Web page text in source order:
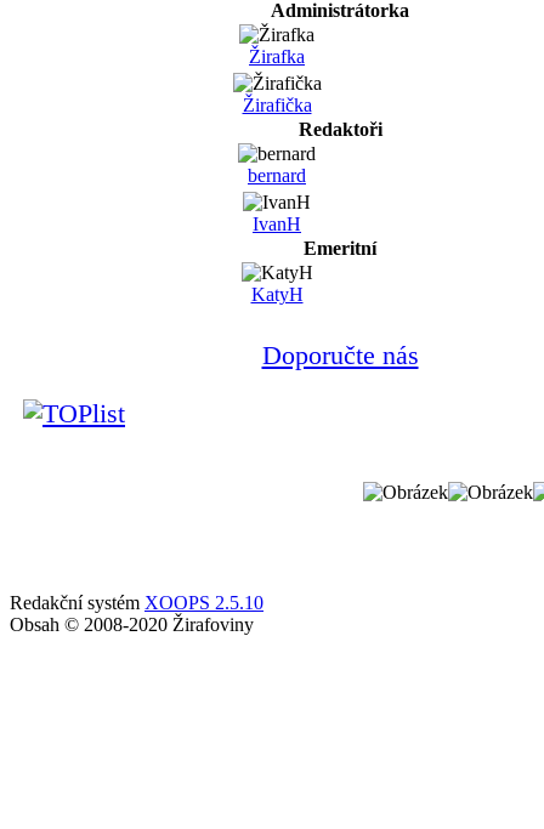
Administrátorka
Žirafka
Žirafička
Redaktoři
bernard
IvanH
Emeritní
KatyH
Doporučte nás
Redakční systém XOOPS 2.5.10
Obsah © 2008-2020 Žirafoviny